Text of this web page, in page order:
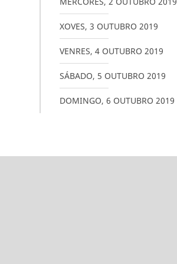
XOVES, 3 OUTUBRO 2019
VENRES, 4 OUTUBRO 2019
SÁBADO, 5 OUTUBRO 2019
DOMINGO, 6 OUTUBRO 2019